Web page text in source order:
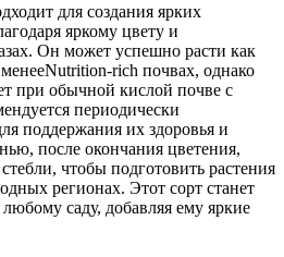
для создания ярких
яркому цвету и
Он может успешно расти как
rich почвах, однако
при обычной кислой почве с
периодически
поддержания их здоровья и
после окончания цветения,
чтобы подготовить растения
регионах. Этот сорт станет
саду, добавляя ему яркие